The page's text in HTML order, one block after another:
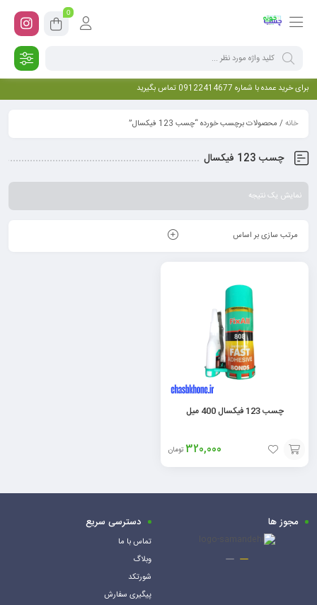
0
برای خرید عمده با شماره 09122414677 تماس بگیرید
خانه/ محصولات برچسب خورده “چسب 123 فیکسال”
چسب 123 فیکسال
نمایش یک نتیجه
مرتب سازی بر اساس
چسب 123 فیکسال 400 میل
320,000 تومان
افزودن
به
مجوز ها دسترسی سریع
تماس با ما
وبلاگ
شورتکد
پیگیری سفارش